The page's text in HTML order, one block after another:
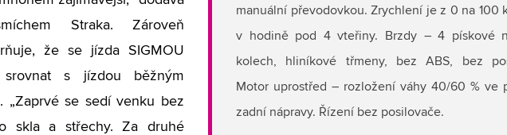
manuální převodovkou. Zrychlení je z 0 na 100
v hodině pod 4 vteřiny. Brzdy – 4 pískové
kolech, hliníkové třmeny, bez ABS, bez
Motor uprostřed – rozložení váhy 40/60 % ve
zadní nápravy. Řízení bez posilovače.
Straka. Zároveň
že se jízda SIGMOU
srovnat s jízdou běžným
„Zaprvé se sedí venku bez
skla a střechy. Za druhé